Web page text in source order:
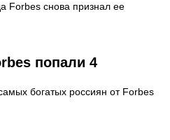
Forbes снова признал ее
попали 4
богатых россиян от Forbes